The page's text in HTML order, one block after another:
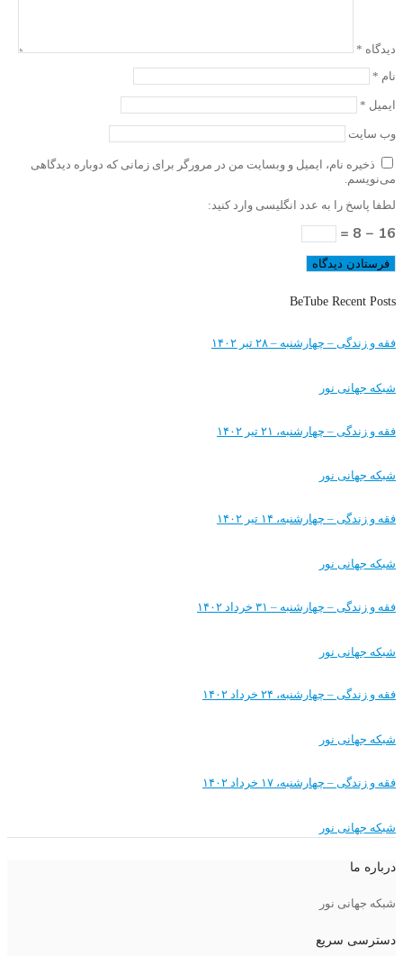
دیدگاه *
نام *
ایمیل *
وب‌ سایت
ذخیره نام، ایمیل و وبسایت من در مرورگر برای زمانی که دوباره دیدگاهی
می‌نویسم.
لطفا پاسخ را به عدد انگلیسی وارد کنید:
16 − 8 =
BeTube Recent Posts
فقه و زندگی – چهارشنبه – ۲۸ تیر ۱۴۰۲
شبکه جهانی نور
فقه و زندگی – چهارشنبه، ۲۱ تیر ۱۴۰۲
شبکه جهانی نور
فقه و زندگی – چهارشنبه، ۱۴ تیر ۱۴۰۲
شبکه جهانی نور
فقه و زندگی – چهارشنبه – ۳۱ خرداد ۱۴۰۲
شبکه جهانی نور
فقه و زندگی – چهارشنبه، ۲۴ خرداد ۱۴۰۲
شبکه جهانی نور
فقه و زندگی – چهارشنبه، ۱۷ خرداد ۱۴۰۲
شبکه جهانی نور
درباره ما
شبکه جهانی نور
دسترسی سریع